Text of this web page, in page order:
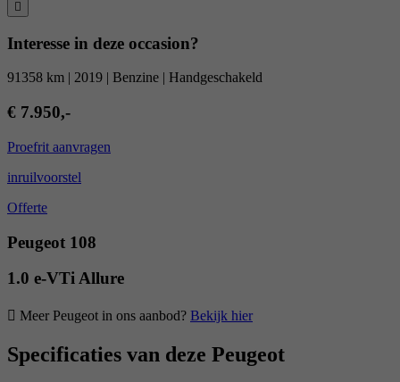
Interesse in deze occasion?
91358 km | 2019 | Benzine | Handgeschakeld
€ 7.950,-
Proefrit aanvragen
inruilvoorstel
Offerte
Peugeot 108
1.0 e-VTi Allure
Meer Peugeot in ons aanbod? Bekijk hier
Specificaties van deze Peugeot